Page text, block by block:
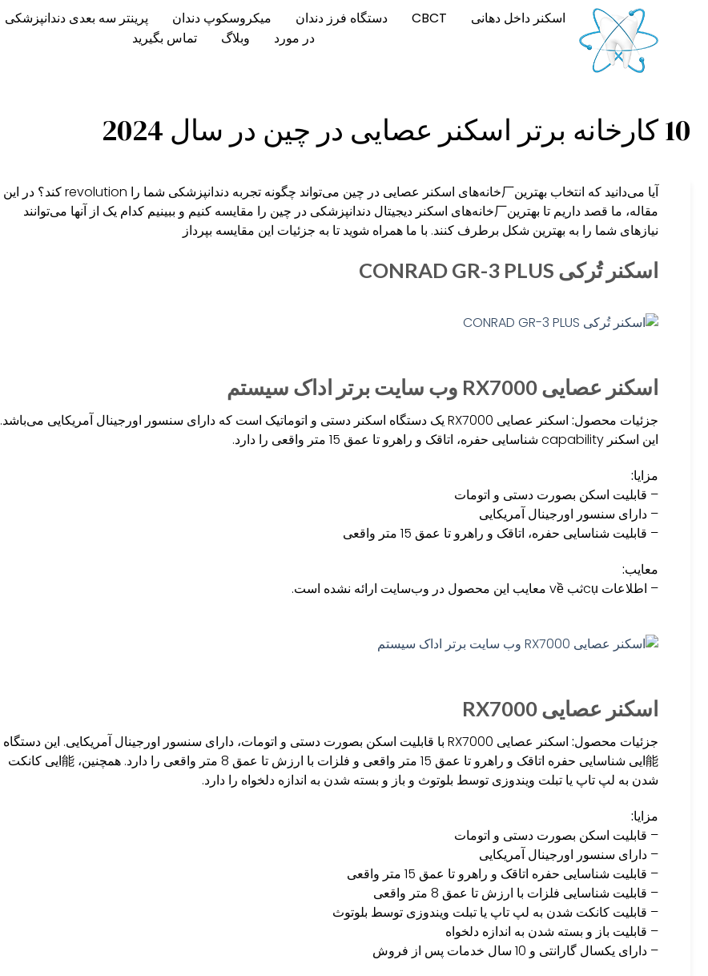
اسکنر داخل دهانی CBCT دستگاه فرز دندان میکروسکوپ دندان پرینتر سه بعدی دندانپزشکی
در مورد
وبلاگ تماس بگیرید
10 کارخانه برتر اسکنر عصایی در چین در سال 2024
آیا می‌دانید که انتخاب بهترین厂خانه‌های اسکنر عصایی در چین می‌تواند چگونه تجربه دندانپزشکی شما را revolution کند؟ در این
مقاله، ما قصد داریم تا بهترین厂خانه‌های اسکنر دیجیتال دندانپزشکی در چین را مقایسه کنیم و ببینیم کدام یک از آنها می‌توانند
نیازهای شما را به بهترین شکل برطرف کنند. با ما همراه شوید تا به جزئیات این مقایسه بپرداز
اسکنر تُرکی CONRAD GR-3 PLUS
اسکنر عصایی RX7000 وب سایت برتر اداک سیستم
جزئیات محصول:
اسکنر عصایی RX7000 یک دستگاه اسکنر دستی و اتوماتیک است که دارای سنسور اورجینال آمریکایی می‌باشد.
این اسکنر capability شناسایی حفره، اتاقک و راهرو تا عمق 15 متر واقعی را دارد.
مزایا:
– قابلیت اسکن بصورت دستی و اتومات
– دارای سنسور اورجینال آمریکایی
– قابلیت شناسایی حفره، اتاقک و راهرو تا عمق 15 متر واقعی
معایب:
– اطلاعات cụثب về معایب این محصول در وب‌سایت ارائه نشده است.
اسکنر عصایی RX7000
جزئیات محصول:
اسکنر عصایی RX7000 با قابلیت اسکن بصورت دستی و اتومات، دارای سنسور اورجینال آمریکایی. این دستگاه
能ایی شناسایی حفره اتاقک و راهرو تا عمق 15 متر واقعی و فلزات با ارزش تا عمق 8 متر واقعی را دارد. همچنین، 能ایی کانکت
شدن به لپ تاپ یا تبلت ویندوزی توسط بلوتوث و باز و بسته شدن به اندازه دلخواه را دارد.
مزایا:
– قابلیت اسکن بصورت دستی و اتومات
– دارای سنسور اورجینال آمریکایی
– قابلیت شناسایی حفره اتاقک و راهرو تا عمق 15 متر واقعی
– قابلیت شناسایی فلزات با ارزش تا عمق 8 متر واقعی
– قابلیت کانکت شدن به لپ تاپ یا تبلت ویندوزی توسط بلوتوث
– قابلیت باز و بسته شدن به اندازه دلخواه
– دارای یکسال گارانتی و 10 سال خدمات پس از فروش